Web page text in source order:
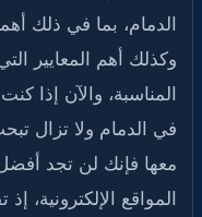
الدمام، بما في ذلك
وكذلك أهم المعايير
المناسبة، والآن إذا
في الدمام ولا تزال
معها فإنك لن تجد
المواقع الإلكترونية،